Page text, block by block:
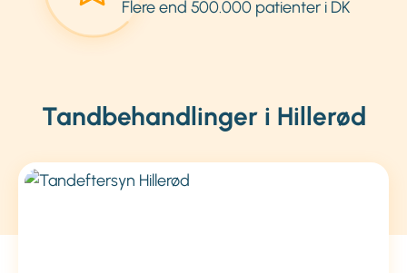
Flere end 500.000 patienter i DK
Tandbehandlinger i Hillerød